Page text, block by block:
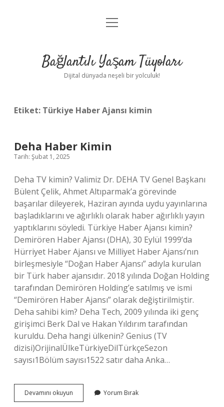
Anasayfa
Yasal Uyarı
menüyü
Bağlantılı Yaşam Tüyoları
Dijital dünyada neşeli bir yolculuk!
Etiket: Türkiye Haber Ajansı kimin
Deha Haber Kimin
Tarih: Şubat 1, 2025
Deha TV kimin? Valimiz Dr. DEHA TV Genel Başkanı
Bülent Çelik, Ahmet Altıparmak’a görevinde
başarılar dileyerek, Haziran ayında uydu yayınlarına
başladıklarını ve ağırlıklı olarak haber ağırlıklı yayın
yaptıklarını söyledi. Türkiye Haber Ajansı kimin?
Demirören Haber Ajansı (DHA), 30 Eylül 1999’da
Hürriyet Haber Ajansı ve Milliyet Haber Ajansı’nın
birleşmesiyle “Doğan Haber Ajansı” adıyla kurulan
bir Türk haber ajansıdır. 2018 yılında Doğan Holding
tarafından Demirören Holding’e satılmış ve ismi
“Demirören Haber Ajansı” olarak değiştirilmiştir.
Deha sahibi kim? Deha Tech, 2009 yılında iki genç
girişimci Berk Dal ve Hakan Yıldırım tarafından
kuruldu. Deha hangi ülkenin? Genius (TV
dizisi)OrijinalÜlkeTürkiyeDilTürkçeSezon
sayısı1Bölüm sayısı1522 satır daha Anka…
Devamını okuyun
Haber
Yorum Bırak